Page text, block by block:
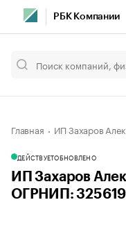
РБК Компании
Главная ИП Захаров
ДЕЙСТВУЕТОБНОВЛЕНО
ИП Захаров
ОГРНИП: